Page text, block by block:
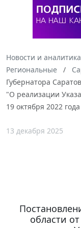
Новости и аналитика
Региональные
Губернатора
"О реализации
19 октября 2022
13 декабря 2025
области